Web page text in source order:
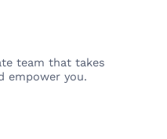
team that takes
empower you.